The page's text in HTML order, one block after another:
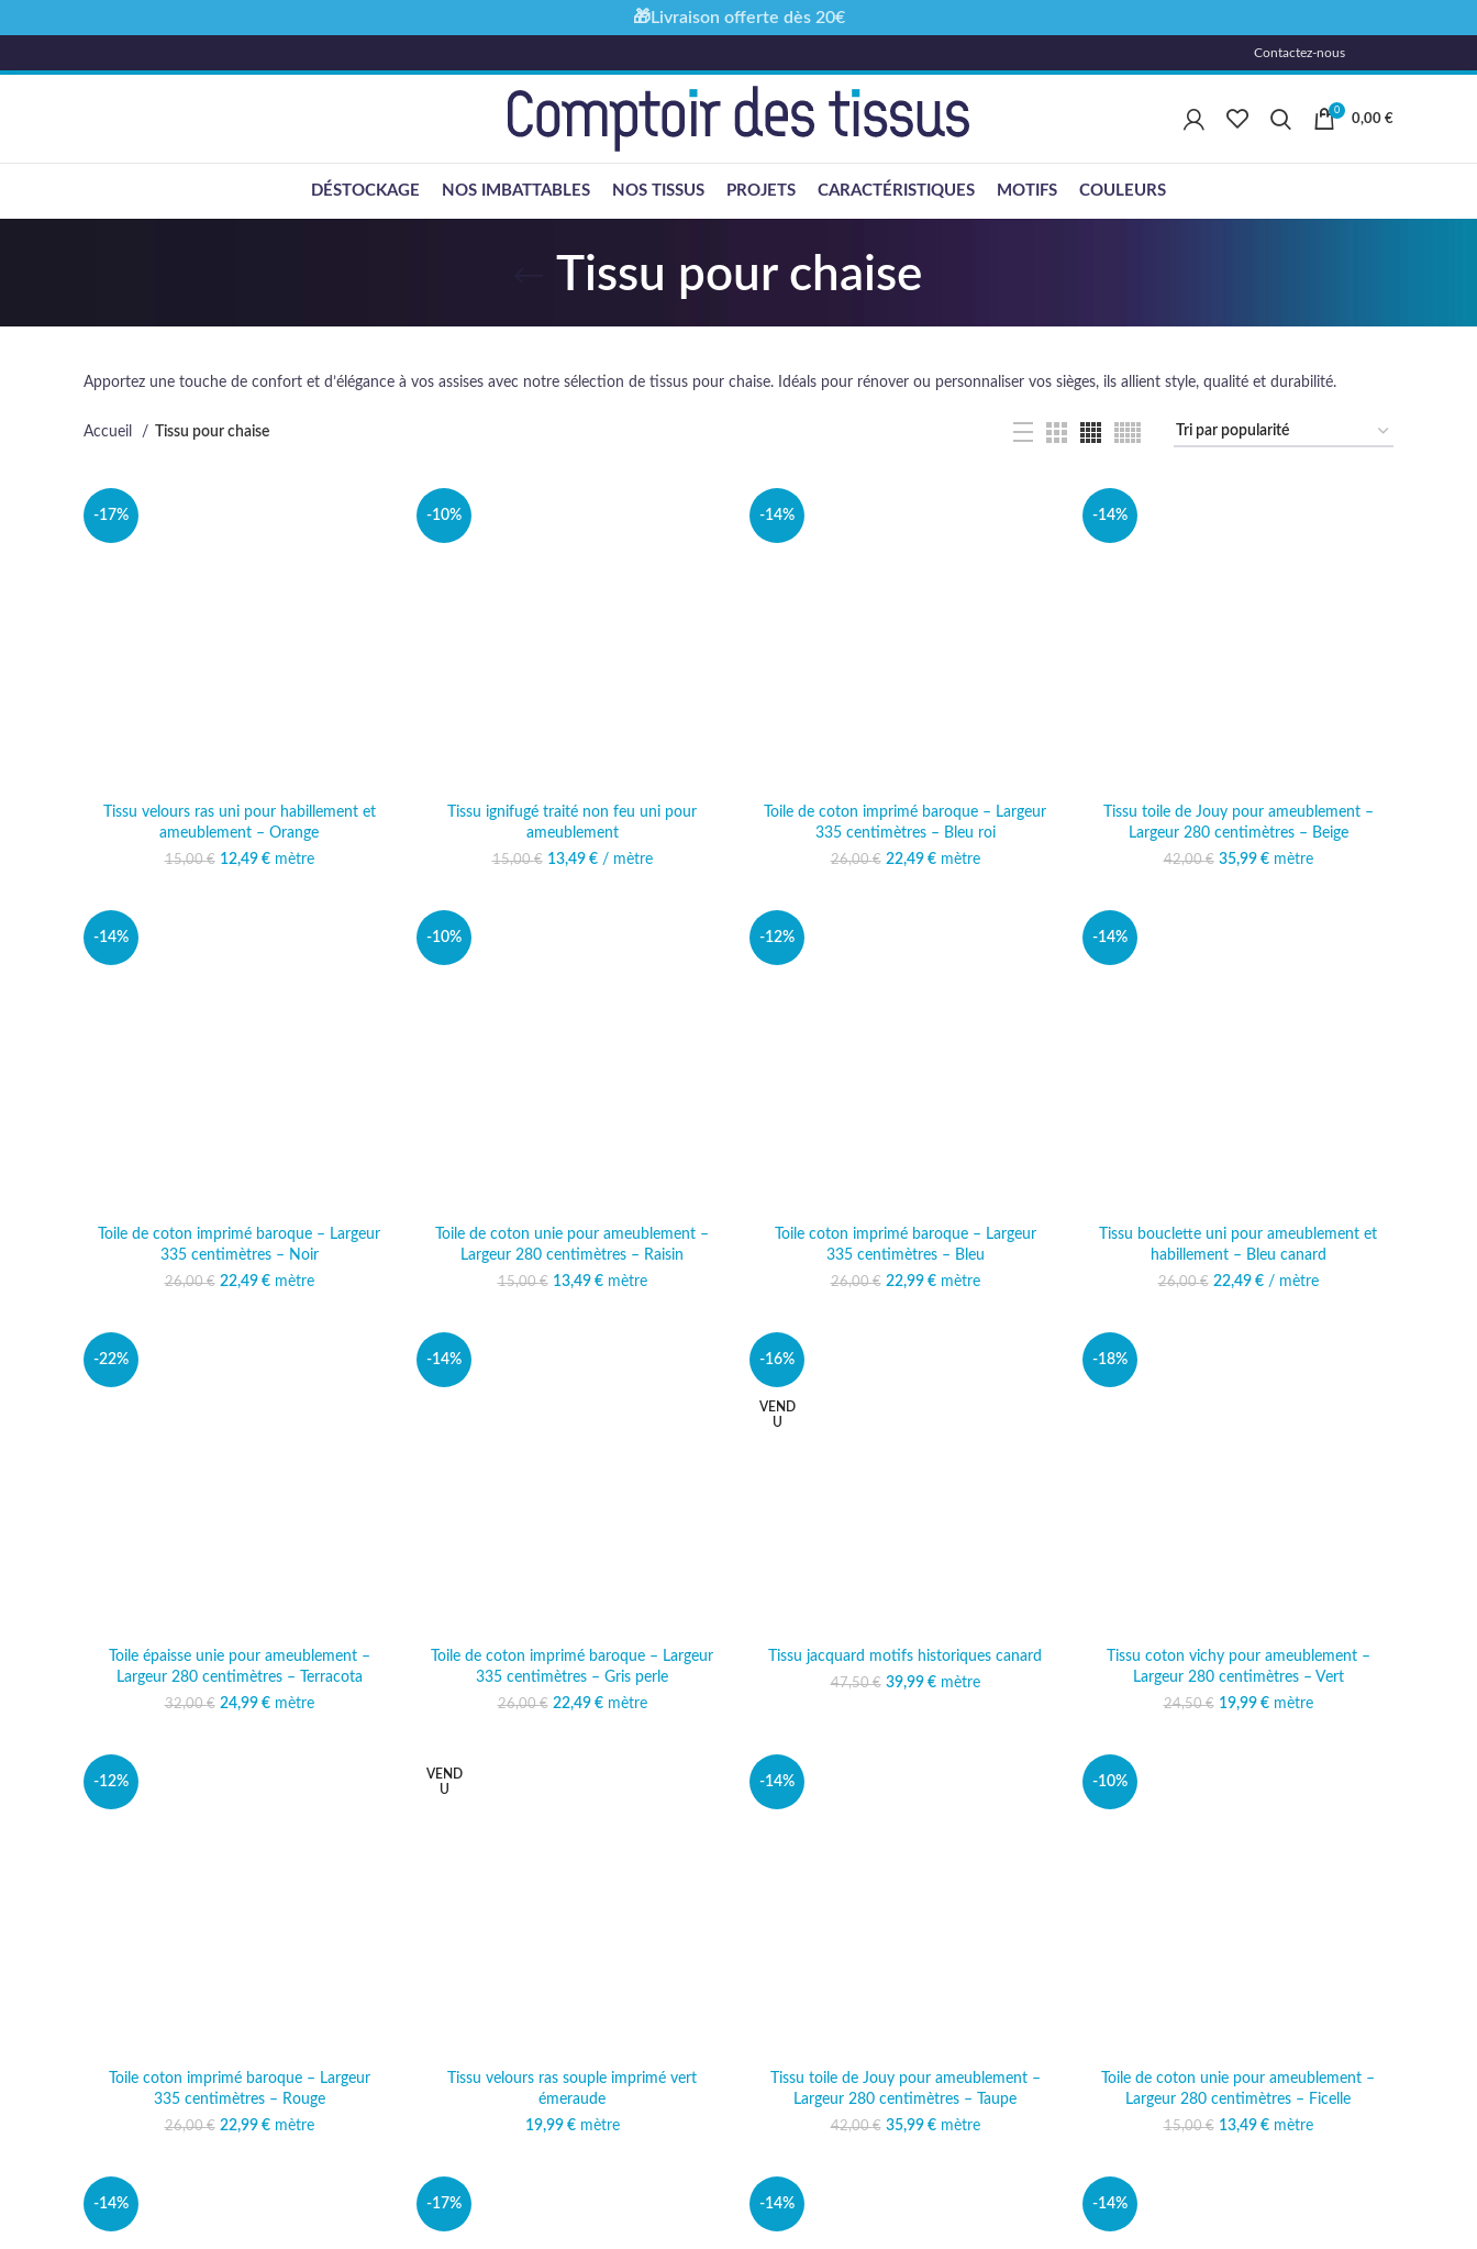
Contactez-nous
0
0,00 €
DÉSTOCKAGE NOS IMBATTABLES NOS TISSUS PROJETS CARACTÉRISTIQUES MOTIFS COULEURS
Tissu pour chaise
Apportez une touche de confort et d’élégance à vos assises avec notre sélection de tissus pour chaise. Idéals pour rénover ou personnaliser vos sièges, ils allient style, qualité et durabilité.
Accueil Tissu pour chaise
-17%
Tissu velours ras uni pour habillement et
ameublement – Orange
15,00€
Le prix initial était :
12,49 € Le prix actuel est :
mètre
-10%
Tissu ignifugé traité non feu uni pour
ameublement
15,00€
Le prix initial était :
13,49 € Le prix actuel est :
/ mètre
-14%
Toile de coton imprimé baroque – Largeur
335 centimètres – Bleu roi
26,00€
Le prix initial était :
22,49 € Le prix actuel est :
mètre
-14%
Tissu toile de Jouy pour ameublement –
Largeur 280 centimètres – Beige
42,00€
Le prix initial était :
35,99 € Le prix actuel est :
mètre
-14%
Toile de coton imprimé baroque – Largeur
335 centimètres – Noir
26,00€
Le prix initial était :
22,49 € Le prix actuel est :
mètre
-10%
Toile de coton unie pour ameublement –
Largeur 280 centimètres – Raisin
15,00€
Le prix initial était :
13,49 € Le prix actuel est :
mètre
-12%
Toile coton imprimé baroque – Largeur
335 centimètres – Bleu
26,00€
Le prix initial était :
22,99 € Le prix actuel est :
mètre
-14%
Tissu bouclette uni pour ameublement et
habillement – Bleu canard
26,00€
Le prix initial était :
22,49 € Le prix actuel est :
/ mètre
-22%
Toile épaisse unie pour ameublement –
Largeur 280 centimètres – Terracota
32,00€
Le prix initial était :
24,99 € Le prix actuel est :
mètre
-14%
Toile de coton imprimé baroque – Largeur
335 centimètres – Gris perle
26,00€
Le prix initial était :
22,49 € Le prix actuel est :
mètre
-16%
VEND
U
Tissu jacquard motifs historiques canard
47,50€
Le prix initial était :
39,99 € Le prix actuel est :
mètre
-18%
Tissu coton vichy pour ameublement –
Largeur 280 centimètres – Vert
24,50€
Le prix initial était :
19,99 € Le prix actuel est :
mètre
-12%
Toile coton imprimé baroque – Largeur
335 centimètres – Rouge
26,00€
Le prix initial était :
22,99 € Le prix actuel est :
mètre
VEND
U
Tissu velours ras souple imprimé vert
émeraude
19,99 €mètre
-14%
Tissu toile de Jouy pour ameublement –
Largeur 280 centimètres – Taupe
42,00€
Le prix initial était :
35,99 € Le prix actuel est :
mètre
-10%
Toile de coton unie pour ameublement –
Largeur 280 centimètres – Ficelle
15,00€
Le prix initial était :
13,49 € Le prix actuel est :
mètre
-14% -17% -14% -14%
🎁Livraison offerte dès 20€